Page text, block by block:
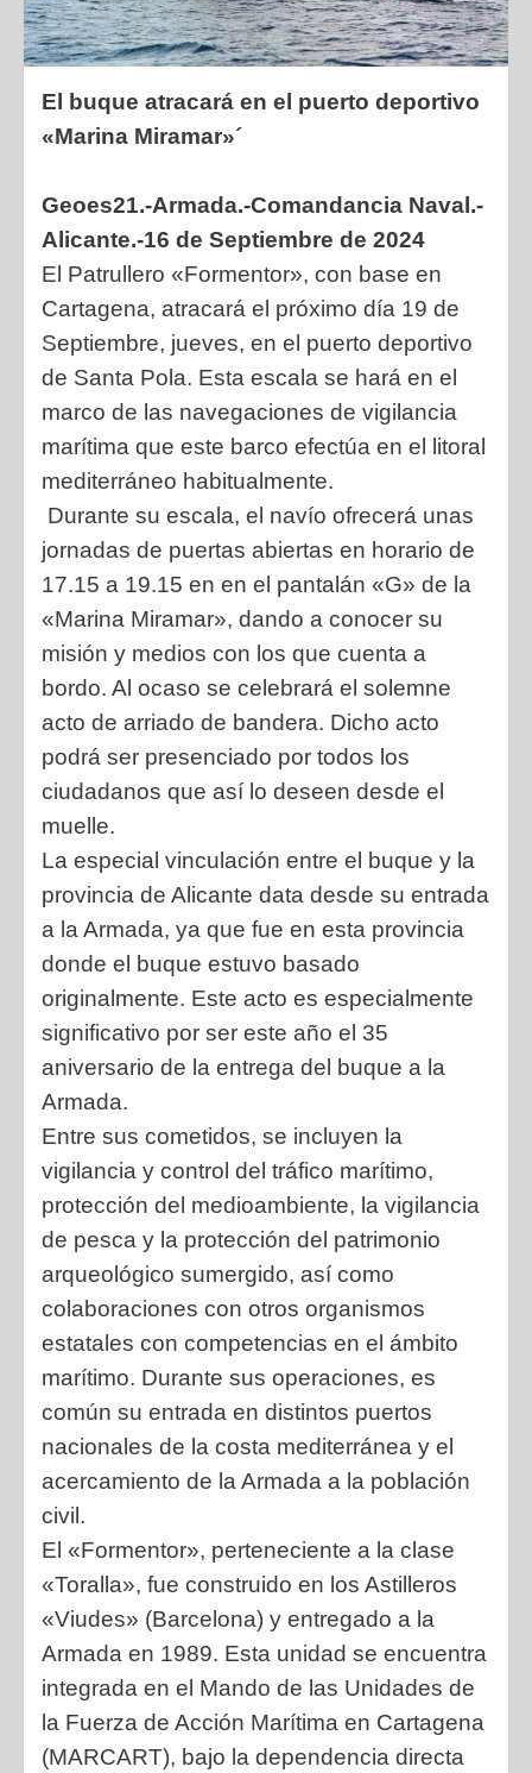
El buque atracará en el puerto deportivo
«Marina Miramar»´
Geoes21.-Armada.-Comandancia Naval.-
Alicante.-16 de Septiembre de 2024
El Patrullero «Formentor», con base en
Cartagena, atracará el próximo día 19 de
Septiembre, jueves, en el puerto deportivo
de Santa Pola. Esta escala se hará en el
marco de las navegaciones de vigilancia
marítima que este barco efectúa en el litoral
mediterráneo habitualmente.
Durante su escala, el navío ofrecerá unas
jornadas de puertas abiertas en horario de
17.15 a 19.15 en en el pantalán «G» de la
«Marina Miramar», dando a conocer su
misión y medios con los que cuenta a
bordo. Al ocaso se celebrará el solemne
acto de arriado de bandera. Dicho acto
podrá ser presenciado por todos los
ciudadanos que así lo deseen desde el
muelle.
La especial vinculación entre el buque y la
provincia de Alicante data desde su entrada
a la Armada, ya que fue en esta provincia
donde el buque estuvo basado
originalmente. Este acto es especialmente
significativo por ser este año el 35
aniversario de la entrega del buque a la
Armada.
Entre sus cometidos, se incluyen la
vigilancia y control del tráfico marítimo,
protección del medioambiente, la vigilancia
de pesca y la protección del patrimonio
arqueológico sumergido, así como
colaboraciones con otros organismos
estatales con competencias en el ámbito
marítimo. Durante sus operaciones, es
común su entrada en distintos puertos
nacionales de la costa mediterránea y el
acercamiento de la Armada a la población
civil.
El «Formentor», perteneciente a la clase
«Toralla», fue construido en los Astilleros
«Viudes» (Barcelona) y entregado a la
Armada en 1989. Esta unidad se encuentra
integrada en el Mando de las Unidades de
la Fuerza de Acción Marítima en Cartagena
(MARCART), bajo la dependencia directa